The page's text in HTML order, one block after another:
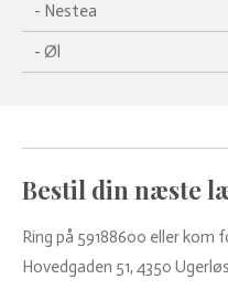
- Nestea
- Øl
Bestil din næste
Ring på 59188600 eller
Hovedgaden 51, 4350